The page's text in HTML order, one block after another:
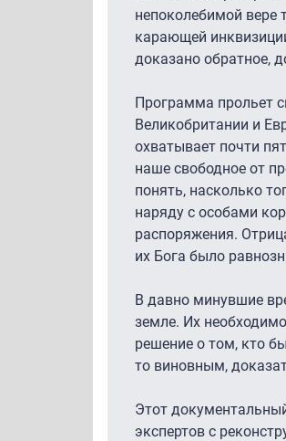
непоколебимой вере
карающей
доказано обратное,
Программа прольет
Великобритании и
охватывает почти
наше свободное от
понять, насколько
наряду с особами
распоряжения.
их Бога было
В давно минувшие
земле. Их
решение о том, кто
то виновным,
Этот
экспертов с